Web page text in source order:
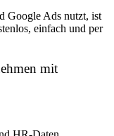
Google Ads nutzt, ist
einfach und per
mit